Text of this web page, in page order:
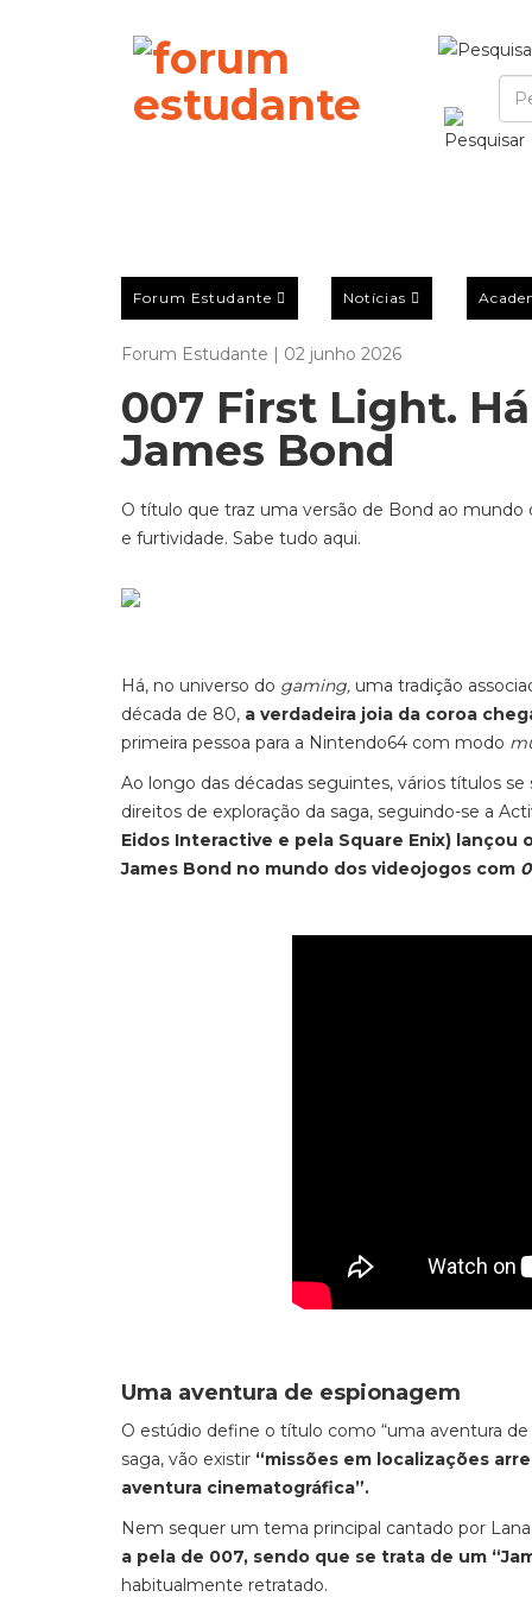
Forum Estudante Notícias
Forum Estudante | 02 junho 2026
007 First Light.
James Bond
O título que traz uma versão de Bond ao
e furtividade. Sabe tudo aqui.
Há, no universo do gaming, uma tradição
década de 80, a verdadeira joia da coroa
primeira pessoa para a Nintendo64 com modo
Ao longo das décadas seguintes, vários títulos
direitos de exploração da saga, seguindo-se a
Eidos Interactive e pela Square Enix)
James Bond no mundo dos videojogos com
Uma aventura de espionagem
O estúdio define o título como “uma aventura
saga, vão existir “missões em localizações
aventura cinematográfica”.
Nem sequer um tema principal cantado por
a pela de 007, sendo que se trata de um
habitualmente retratado.